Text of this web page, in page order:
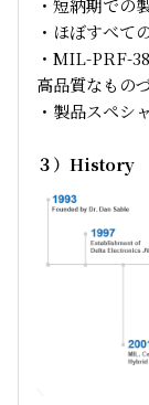
・ほぼすべて
・MIL-PRF-
高品質なもの
・製品スペシ
３）History